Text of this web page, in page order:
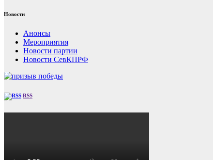
Новости
Анонсы
Мероприятия
Новости партии
Новости СевКПРФ
RSS